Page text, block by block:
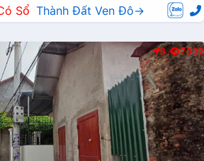
Sổ Thành Đất Ven Đô→
B 7032